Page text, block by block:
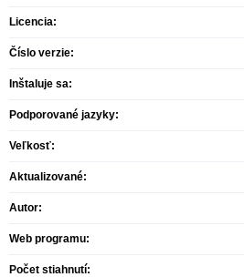
Licencia:
Číslo verzie:
Inštaluje sa:
Podporované jazyky:
Veľkosť:
Aktualizované:
Autor:
Web programu:
Počet stiahnutí: